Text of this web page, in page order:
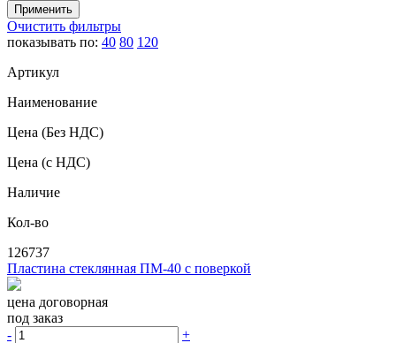
Очистить фильтры
показывать по: 40 80 120
Артикул
Наименование
Цена (Без НДС)
Цена (с НДС)
Наличие
Кол-во
126737
Пластина стеклянная ПМ-40 с поверкой
цена договорная
под заказ
-
+